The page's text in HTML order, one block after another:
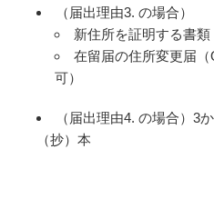
（届出理由3. の場合）
新住所を証明する書類
在留届の住所変更届
可）
（届出理由4. の場合）3
（抄）本